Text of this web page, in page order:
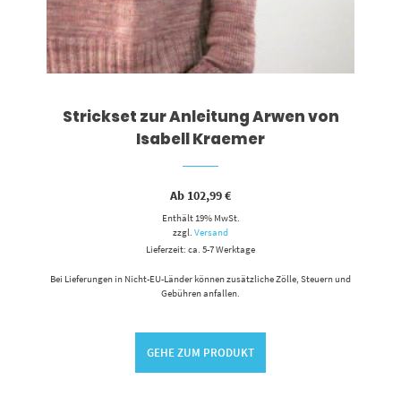
Strickset zur Anleitung Arwen von
Isabell Kraemer
Ab 102,99€
Enthält 19% MwSt.
zzgl.Versand
Lieferzeit: ca. 5-7 Werktage
Bei Lieferungen in Nicht-EU-Länder können zusätzliche Zölle, Steuern und
Gebühren anfallen.
GEHE ZUM PRODUKT